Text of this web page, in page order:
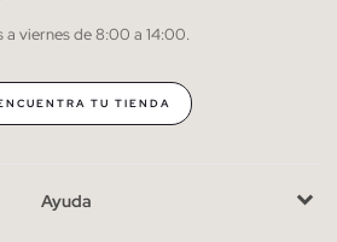
la suscripción en cualquier momento.
a viernes de 8:00 a 14:00.
TU TIENDA
Ayuda